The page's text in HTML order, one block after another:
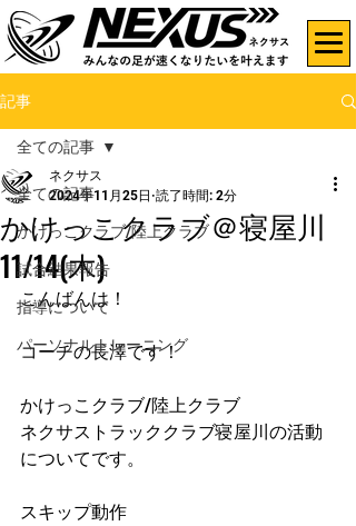
記事
全ての記事
かけっこクラブ/陸上クラブ
試合結果報告
指導について
パーソナルトレーニング
全ての記事
かけっこクラブ＠寝屋川
11/14(木)
ネクサス
2024年11月25日 読了時間: 2分
こんばんは！
コーチの長澤です！
かけっこクラブ/陸上クラブ
ネクサストラッククラブ寝屋川の活動
についてです。
スキップ動作